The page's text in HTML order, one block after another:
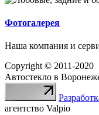
Фотогалерея
Наша компания и
Copyright © 2011-2020
Автостекло в
агентство Valpio